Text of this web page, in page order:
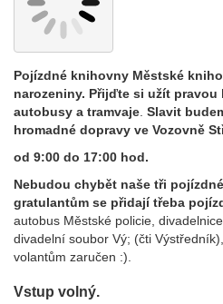
Pojízdné knihovny Městské
narozeniny. Přijďte si užít
autobusy a tramvaje Slavit
hromadné dopravy ve Vozovně
od 9:00 do 17:00 hod.
Nebudou chybět naše tři
gratulantům se přidají třeba
autobus Městské policie,
divadelní soubor Vý; (čti
volantům zaručen :).
Vstup volný.